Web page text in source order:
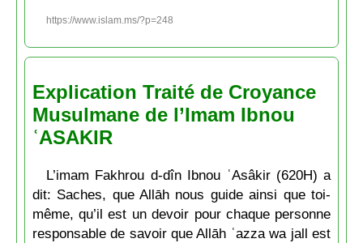
https://www.islam.ms/?p=248
Explication Traité de Croyance
Musulmane de l’Imam Ibnou
ʿASAKIR
L’imam Fakhrou d-dîn Ibnou ʿAsâkir (620H) a
dit: Saches, que Allāh nous guide ainsi que toi-
même, qu’il est un devoir pour chaque personne
responsable de savoir que Allāh ʿazza wa jall est